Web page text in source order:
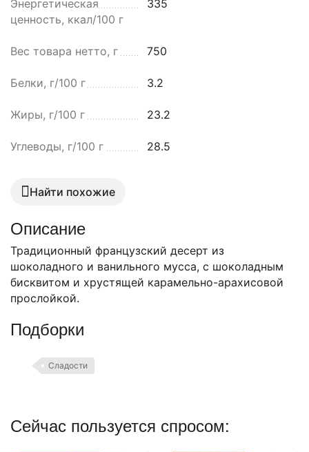
Энергетическая
ценность, ккал/100 г
335
Вес товара нетто, г 750
Белки, г/100 г 3.2
Жиры, г/100 г 23.2
Углеводы, г/100 г 28.5
Найти похожие
Описание
Традиционный французский десерт из
шоколадного и ванильного мусса, с шоколадным
бисквитом и хрустящей карамельно-арахисовой
прослойкой.
Подборки
Сладости
Сейчас пользуется спросом: